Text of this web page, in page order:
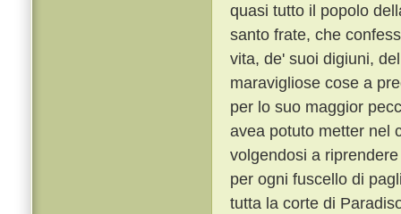
quasi tutto il popolo
santo frate, che
vita, de' suoi digiuni,
maravigliose cose a
per lo suo maggior
avea potuto metter nel
volgendosi a
per ogni fuscello di
tutta la corte di